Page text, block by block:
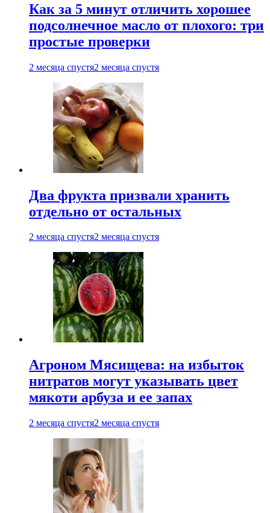
Как за 5 минут отличить хорошее
подсолнечное масло от плохого: три
простые проверки
2 месяца спустя2 месяца спустя
Два фрукта призвали хранить
отдельно от остальных
2 месяца спустя2 месяца спустя
Агроном Мясищева: на избыток
нитратов могут указывать цвет
мякоти арбуза и ее запах
2 месяца спустя2 месяца спустя